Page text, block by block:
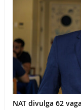
NAT divulga 62